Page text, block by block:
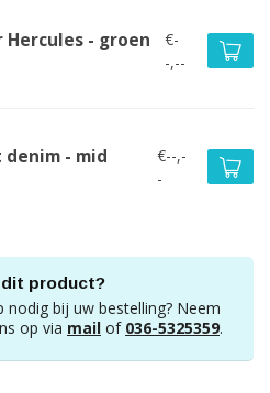
Hercules - groen
€-
-,--
- mid
€--,-
-
dit product?
nodig bij uw bestelling? Neem
op via mail of 036-5325359.